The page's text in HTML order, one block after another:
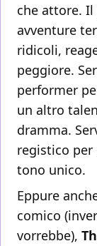
che attore.
avventure
ridicoli,
peggiore.
performer
un altro
dramma.
registico
tono unico.
Eppure
comico
vorrebbe),